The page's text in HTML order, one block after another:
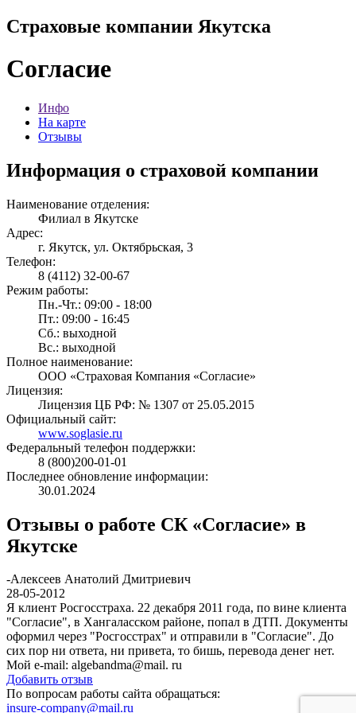
Страховые компании Якутска
Согласие
Инфо
На карте
Отзывы
Информация о страховой компании
Наименование отделения:
Филиал в Якутске
Адрес:
г. Якутск, ул. Октябрьская, 3
Телефон:
8 (4112) 32-00-67
Режим работы:
Пн.-Чт.: 09:00 - 18:00
Пт.: 09:00 - 16:45
Сб.: выходной
Вс.: выходной
Полное наименование:
ООО «Страховая Компания «Согласие»
Лицензия:
Лицензия ЦБ РФ: № 1307 от 25.05.2015
Официальный сайт:
www.soglasie.ru
Федеральный телефон поддержки:
8 (800)200-01-01
Последнее обновление информации:
30.01.2024
Отзывы о работе СК «Согласие» в
Якутске
-Алексеев Анатолий Дмитриевич
28-05-2012
Я клиент Росгосстраха. 22 декабря 2011 года, по вине клиента
"Согласие", в Хангаласском районе, попал в ДТП. Документы
оформил через "Росгосстрах" и отправили в "Согласие". До
сих пор ни ответа, ни привета, то бишь, перевода денег нет.
Мой e-mail: algebandma@mail. ru
Добавить отзыв
По вопросам работы сайта обращаться:
insure-company@mail.ru